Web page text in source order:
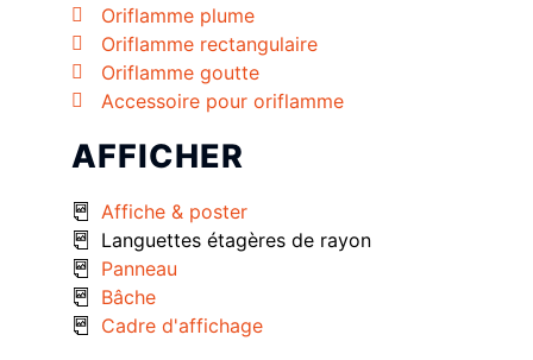
Oriflamme plume
Oriflamme rectangulaire
Oriflamme goutte
Accessoire pour oriflamme
AFFICHER
Affiche & poster
Languettes étagères de rayon
Panneau
Bâche
Cadre d'affichage